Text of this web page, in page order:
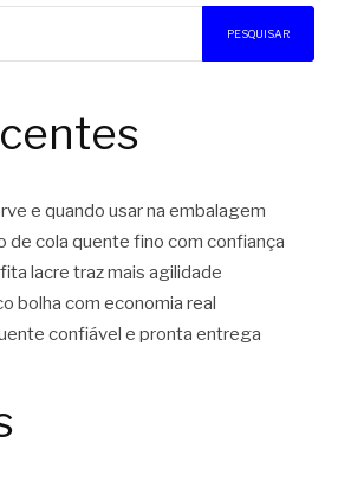
PESQUISAR
e quando usar na embalagem
de cola quente fino com confiança
lacre traz mais agilidade
bolha com economia real
confiável e pronta entrega